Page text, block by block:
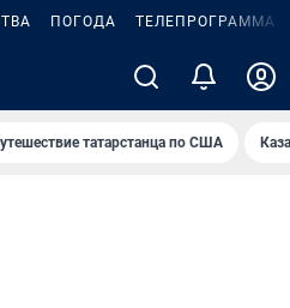
ПОГОДА ТЕЛЕПРОГРАММА
татарстанца по США